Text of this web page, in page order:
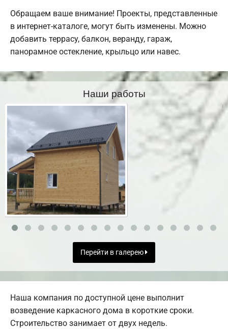
Обращаем ваше внимание! Проекты, представленные
в интернет-каталоге, могут быть изменены. Можно
добавить террасу, балкон, веранду, гараж,
панорамное остекление, крыльцо или навес.
Наши работы
Перейти в галерею
Наша компания по доступной цене выполнит
возведение каркасного дома в короткие сроки.
Строительство занимает от двух недель.